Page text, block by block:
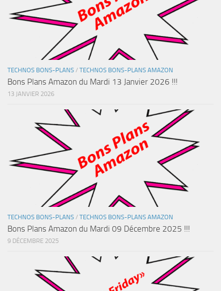
TECHNOS BONS-PLANS / TECHNOS BONS-PLANS AMAZON
Bons Plans Amazon du Mardi 13 Janvier 2026 !!!
13 JANVIER 2026
TECHNOS BONS-PLANS / TECHNOS BONS-PLANS AMAZON
Bons Plans Amazon du Mardi 09 Décembre 2025 !!!
9 DÉCEMBRE 2025